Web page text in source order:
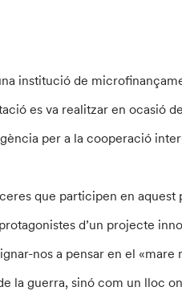
institució de
es va realitzar en ocasió
per a la cooperació
que participen en
d’un projecte
nos a pensar en el «mare
la guerra, sinó com un lloc